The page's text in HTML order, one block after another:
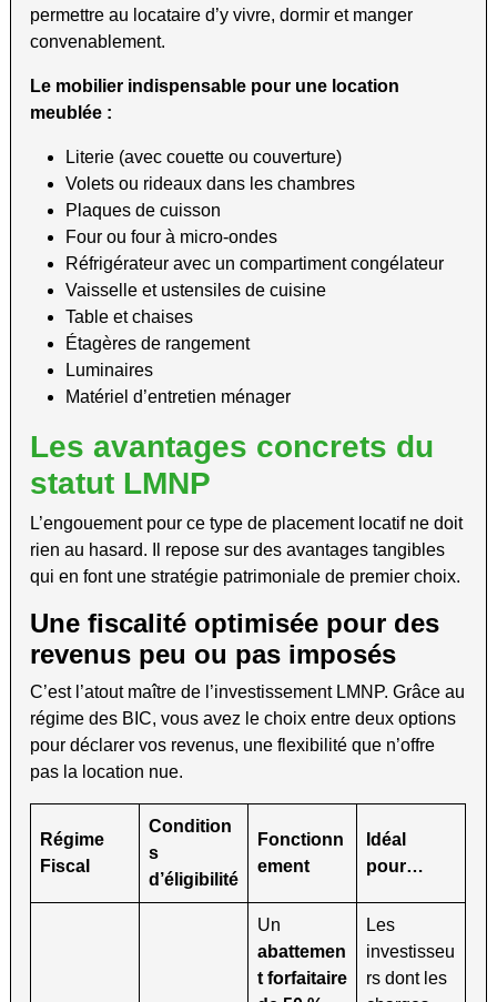
permettre au locataire d’y vivre, dormir et manger
convenablement.
Le mobilier indispensable pour une location
meublée :
Literie (avec couette ou couverture)
Volets ou rideaux dans les chambres
Plaques de cuisson
Four ou four à micro-ondes
Réfrigérateur avec un compartiment congélateur
Vaisselle et ustensiles de cuisine
Table et chaises
Étagères de rangement
Luminaires
Matériel d’entretien ménager
Les avantages concrets du
statut LMNP
L’engouement pour ce type de placement locatif ne doit
rien au hasard. Il repose sur des avantages tangibles
qui en font une stratégie patrimoniale de premier choix.
Une fiscalité optimisée pour des
revenus peu ou pas imposés
C’est l’atout maître de l’investissement LMNP. Grâce au
régime des BIC, vous avez le choix entre deux options
pour déclarer vos revenus, une flexibilité que n’offre
pas la location nue.
Régime
Fiscal
Condition
s
d’éligibilité
Fonctionn
ement
Idéal
pour…
Un
abattemen
t forfaitaire
Les
investisseu
rs dont les